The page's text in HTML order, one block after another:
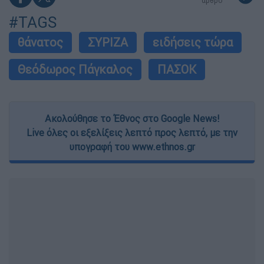
#TAGS
θάνατος ΣΥΡΙΖΑ
ειδήσεις τώρα
Θεόδωρος Πάγκαλος
ΠΑΣΟΚ
Ακολούθησε το Έθνος στο Google News!
Live όλες οι εξελίξεις λεπτό προς λεπτό, με την
υπογραφή του www.ethnos.gr